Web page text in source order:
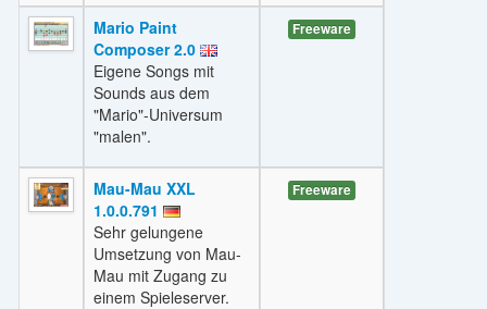
Mario Paint
Composer 2.0
Eigene Songs mit
Sounds aus dem
"Mario"-Universum
"malen".
Freeware
Mau-Mau XXL
1.0.0.791
Sehr gelungene
Umsetzung von Mau-
Mau mit Zugang zu
einem Spieleserver.
Freeware